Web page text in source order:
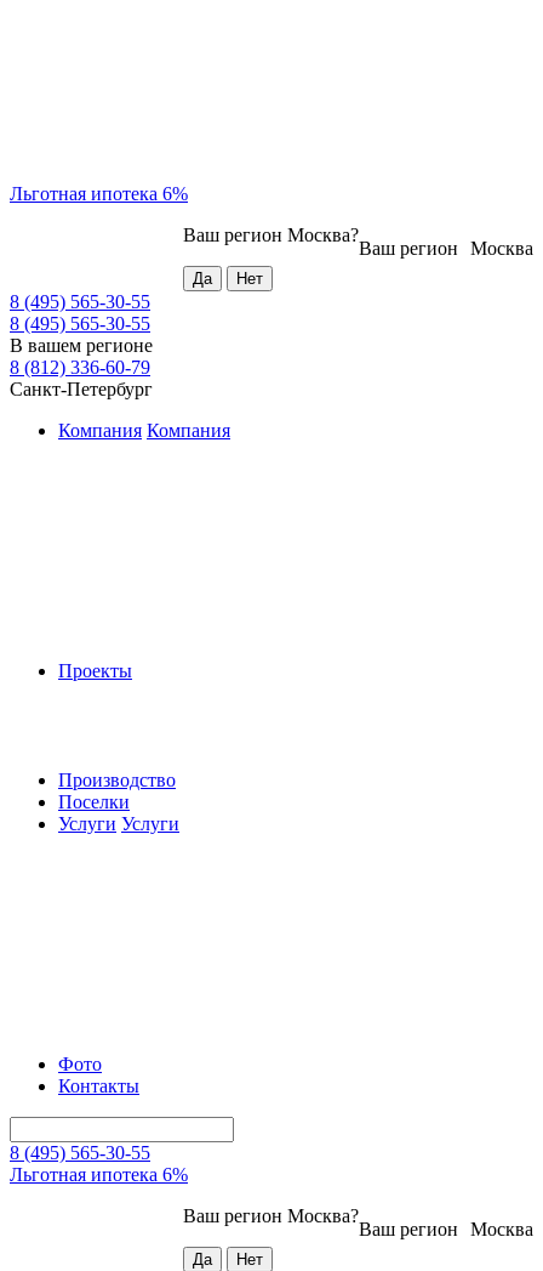
Льготная ипотека 6%
Москва
Ваш регион
Ваш регион Москва?
8 (495) 565-30-55
8 (495) 565-30-55
В вашем регионе
8 (812) 336-60-79
Санкт-Петербург
Компания Компания
Проекты
Производство
Поселки
Услуги Услуги
Фото
Контакты
8 (495) 565-30-55
Льготная ипотека 6%
Москва
Ваш регион
Ваш регион Москва?